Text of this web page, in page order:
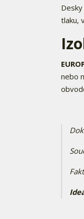
Desky
tlaku,
nebo